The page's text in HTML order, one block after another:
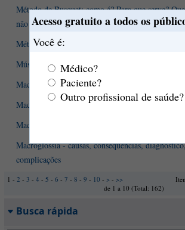
Acesso gratuito a todos os
Você é:
Médico?
Paciente?
Outro profissional de saúde?
Método de Busquet: como é? Para que serve?
não deve?
Métodos anticoncepcionais
Música para surdos
Maca peruana - O que é? Quais são os efeitos no
Macrocefalia: o que devemos saber sobre ela?
Macrocitose - o que é? Quais as causas? O que
Macroglossia - causas, consequências,
complicações
1 - 2 - 3 - 4 - 5 - 6 - 7 - 8 - 9 - 10 - > - >>
de 1 a 10 (Total: 162)
Busca rápida